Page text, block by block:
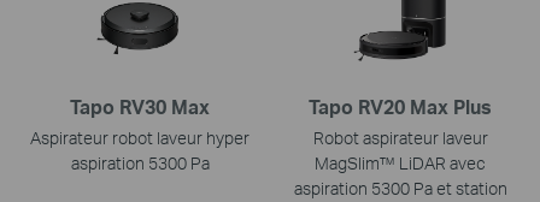
Tapo RV30 Max
Aspirateur robot laveur hyper
aspiration 5300 Pa
Tapo RV20 Max Plus
Robot aspirateur laveur
MagSlim™ LiDAR avec
aspiration 5300 Pa et station